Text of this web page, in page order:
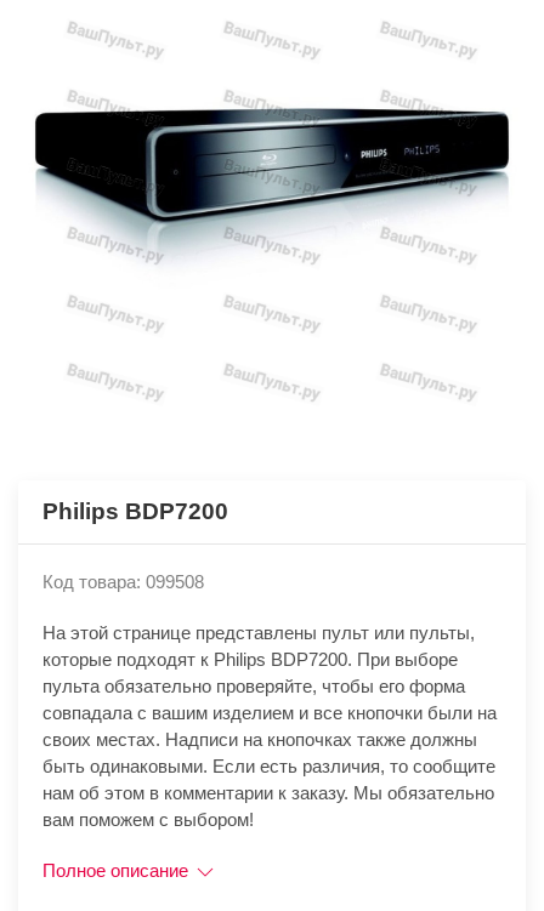
Philips BDP7200
Код товара: 099508
На этой странице представлены пульт или пульты,
которые подходят к Philips BDP7200. При выборе
пульта обязательно проверяйте, чтобы его форма
совпадала с вашим изделием и все кнопочки были на
своих местах. Надписи на кнопочках также должны
быть одинаковыми. Если есть различия, то сообщите
нам об этом в комментарии к заказу. Мы обязательно
вам поможем с выбором!
Полное описание